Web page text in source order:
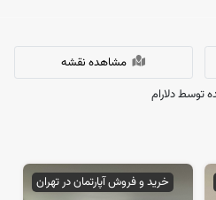
مشاهده نقشه
توسط دلارام
خرید و فروش آپارتمان در تهران